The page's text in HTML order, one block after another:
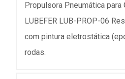
Propulsora Pneumática para
LUBEFER LUB-PROP-06
com pintura eletrostática
rodas.